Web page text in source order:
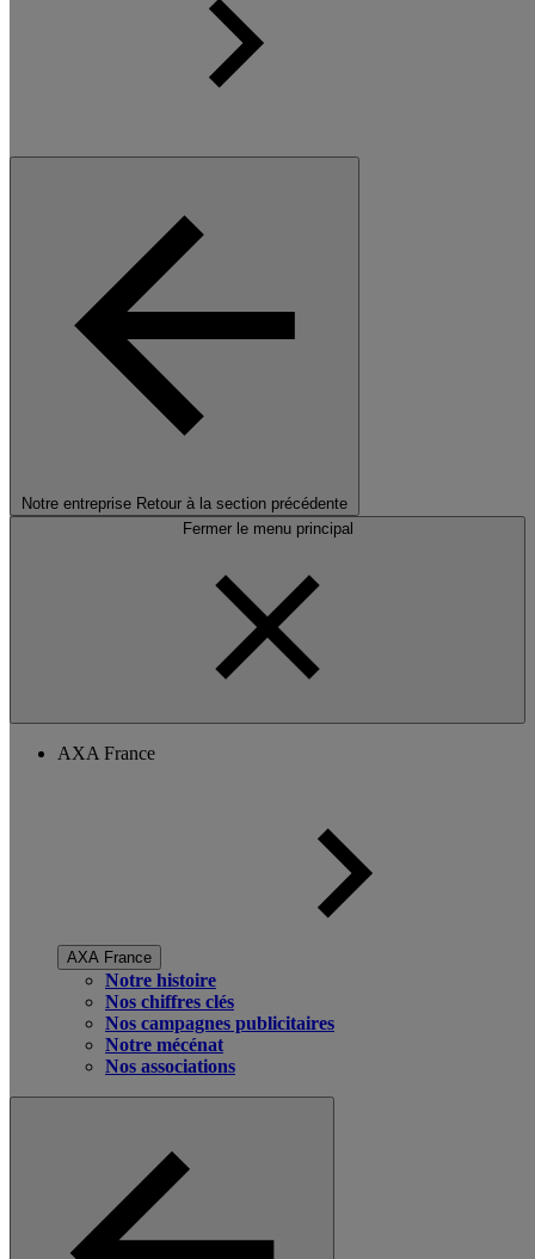
Notre entreprise Retour à la section précédente
Fermer le menu principal
AXA France
AXA France
Notre histoire
Nos chiffres clés
Nos campagnes publicitaires
Notre mécénat
Nos associations